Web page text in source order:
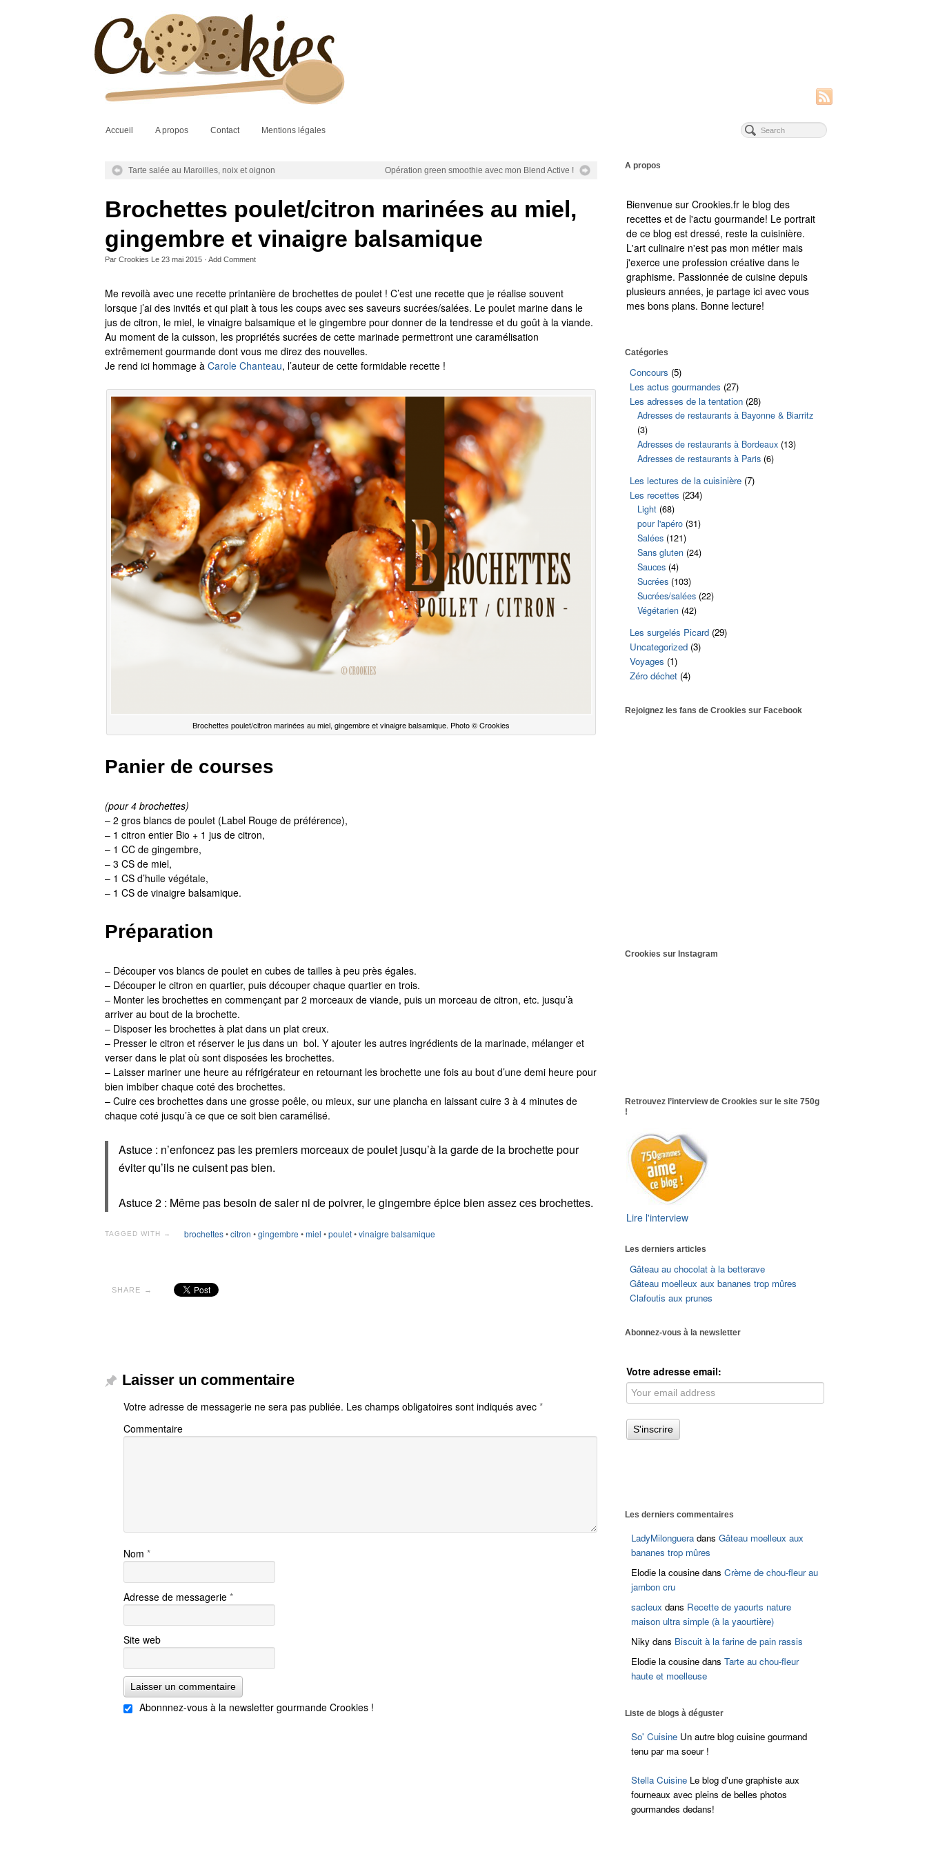
Accueil A propos Contact Mentions légales
Tarte salée au Maroilles, noix et oignon Opération green smoothie avec mon Blend Active !
Brochettes poulet/citron marinées au miel,
gingembre et vinaigre balsamique
Par Crookies Le 23 mai 2015 · Add Comment
Me revoilà avec une recette printanière de brochettes de poulet ! C’est une recette que je réalise souvent
lorsque j’ai des invités et qui plait à tous les coups avec ses saveurs sucrées/salées. Le poulet marine dans le
jus de citron, le miel, le vinaigre balsamique et le gingembre pour donner de la tendresse et du goût à la viande.
Au moment de la cuisson, les propriétés sucrées de cette marinade permettront une caramélisation
extrêmement gourmande dont vous me direz des nouvelles.
Je rend ici hommage à Carole Chanteau, l’auteur de cette formidable recette !
Brochettes poulet/citron marinées au miel, gingembre et vinaigre balsamique. Photo © Crookies
Panier de courses
(pour 4 brochettes)
– 2 gros blancs de poulet (Label Rouge de préférence),
– 1 citron entier Bio + 1 jus de citron,
– 1 CC de gingembre,
– 3 CS de miel,
– 1 CS d’huile végétale,
– 1 CS de vinaigre balsamique.
Préparation
– Découper vos blancs de poulet en cubes de tailles à peu près égales.
– Découper le citron en quartier, puis découper chaque quartier en trois.
– Monter les brochettes en commençant par 2 morceaux de viande, puis un morceau de citron, etc. jusqu’à
arriver au bout de la brochette.
– Disposer les brochettes à plat dans un plat creux.
– Presser le citron et réserver le jus dans un bol. Y ajouter les autres ingrédients de la marinade, mélanger et
verser dans le plat où sont disposées les brochettes.
– Laisser mariner une heure au réfrigérateur en retournant les brochette une fois au bout d’une demi heure pour
bien imbiber chaque coté des brochettes.
– Cuire ces brochettes dans une grosse poêle, ou mieux, sur une plancha en laissant cuire 3 à 4 minutes de
chaque coté jusqu’à ce que ce soit bien caramélisé.
Astuce : n’enfoncez pas les premiers morceaux de poulet jusqu’à la garde de la brochette pour
éviter qu’ils ne cuisent pas bien.
Astuce 2 : Même pas besoin de saler ni de poivrer, le gingembre épice bien assez ces brochettes.
TAGGED WITH → brochettes•citron •gingembre•miel •poulet•vinaigre balsamique
SHARE →
Laisser un commentaire
Votre adresse de messagerie ne sera pas publiée. Les champs obligatoires sont indiqués avec *
Commentaire
Nom *
Adresse de messagerie *
Site web
Abonnnez-vous à la newsletter gourmande Crookies !
A propos
Bienvenue sur Crookies.fr le blog des
recettes et de l'actu gourmande! Le portrait
de ce blog est dressé, reste la cuisinière.
L'art culinaire n'est pas mon métier mais
j'exerce une profession créative dans le
graphisme. Passionnée de cuisine depuis
plusieurs années, je partage ici avec vous
mes bons plans. Bonne lecture!
Catégories
Concours (5)
Les actus gourmandes (27)
Les adresses de la tentation (28)
Adresses de restaurants à Bayonne & Biarritz
(3)
Adresses de restaurants à Bordeaux (13)
Adresses de restaurants à Paris (6)
Les lectures de la cuisinière (7)
Les recettes (234)
Light (68)
pour l'apéro (31)
Salées (121)
Sans gluten (24)
Sauces (4)
Sucrées (103)
Sucrées/salées (22)
Végétarien (42)
Les surgelés Picard (29)
Uncategorized (3)
Voyages (1)
Zéro déchet (4)
Rejoignez les fans de Crookies sur Facebook
Crookies sur Instagram
Retrouvez l’interview de Crookies sur le site 750g
!
Lire l'interview
Les derniers articles
Gâteau au chocolat à la betterave
Gâteau moelleux aux bananes trop mûres
Clafoutis aux prunes
Abonnez-vous à la newsletter
Votre adresse email:
Les derniers commentaires
LadyMilonguera dansGâteau moelleux aux
bananes trop mûres
Elodie la cousine dansCrème de chou-fleur au
jambon cru
sacleux dans Recette de yaourts nature
maison ultra simple (à la yaourtière)
Niky dans Biscuit à la farine de pain rassis
Elodie la cousine dansTarte au chou-fleur
haute et moelleuse
Liste de blogs à déguster
So' Cuisine Un autre blog cuisine gourmand
tenu par ma soeur !
Stella Cuisine Le blog d'une graphiste aux
fourneaux avec pleins de belles photos
gourmandes dedans!